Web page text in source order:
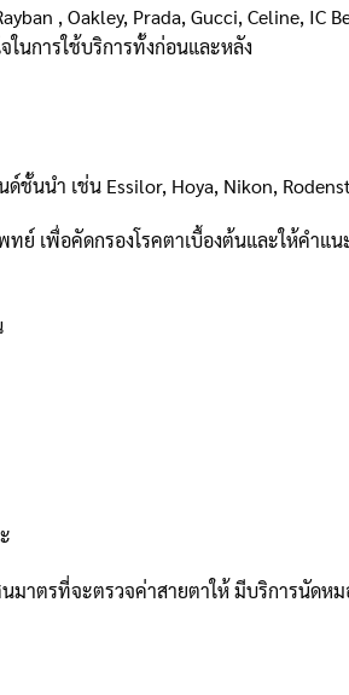
, Oakley, Prada, Gucci, Celine, IC
ในการใช้บริการทั้งก่อนและหลัง
นนำ เช่น Essilor, Hoya, Nikon,
ย์ เพื่อคัดกรองโรคตาเบื้องต้นและให้คำแ
าตรที่จะตรวจค่าสายตาให้ มีบริการนัดห